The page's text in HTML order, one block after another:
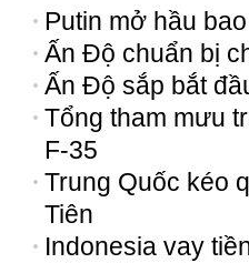
Putin mở hầu
Ấn Độ chuẩn bị
Ấn Độ sắp bắt
Tổng tham mưu
F-35
Trung Quốc kéo
Tiên
Indonesia vay